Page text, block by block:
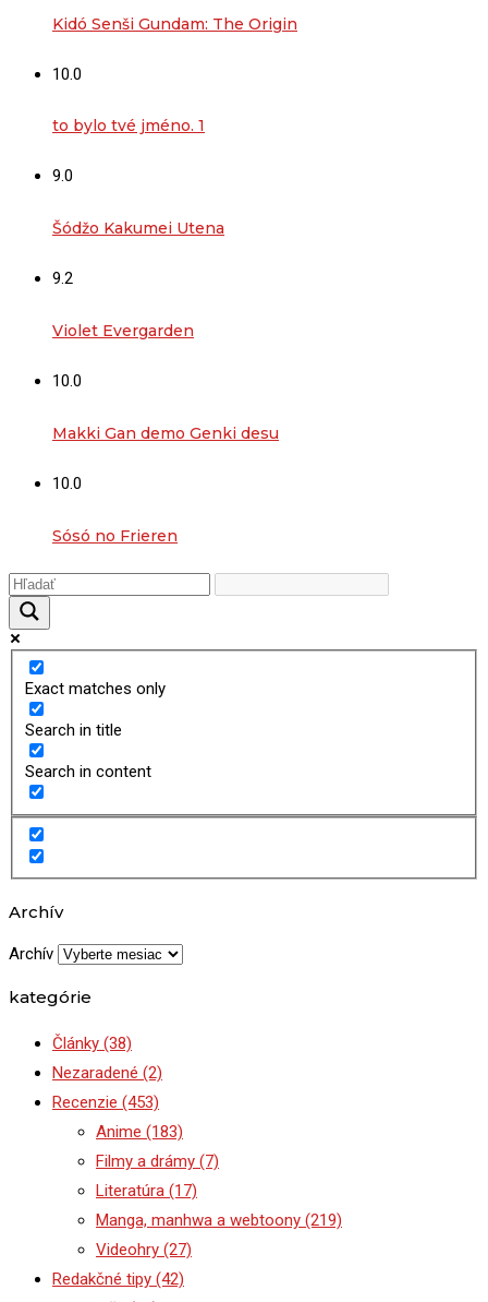
Kidó Senši Gundam: The Origin
10.0
to bylo tvé jméno. 1
9.0
Šódžo Kakumei Utena
9.2
Violet Evergarden
10.0
Makki Gan demo Genki desu
10.0
Sósó no Frieren
Exact matches only
Search in title
Search in content
Archív
Archív
kategórie
Články (38)
Nezaradené (2)
Recenzie (453)
Anime (183)
Filmy a drámy (7)
Literatúra (17)
Manga, manhwa a webtoony (219)
Videohry (27)
Redakčné tipy (42)